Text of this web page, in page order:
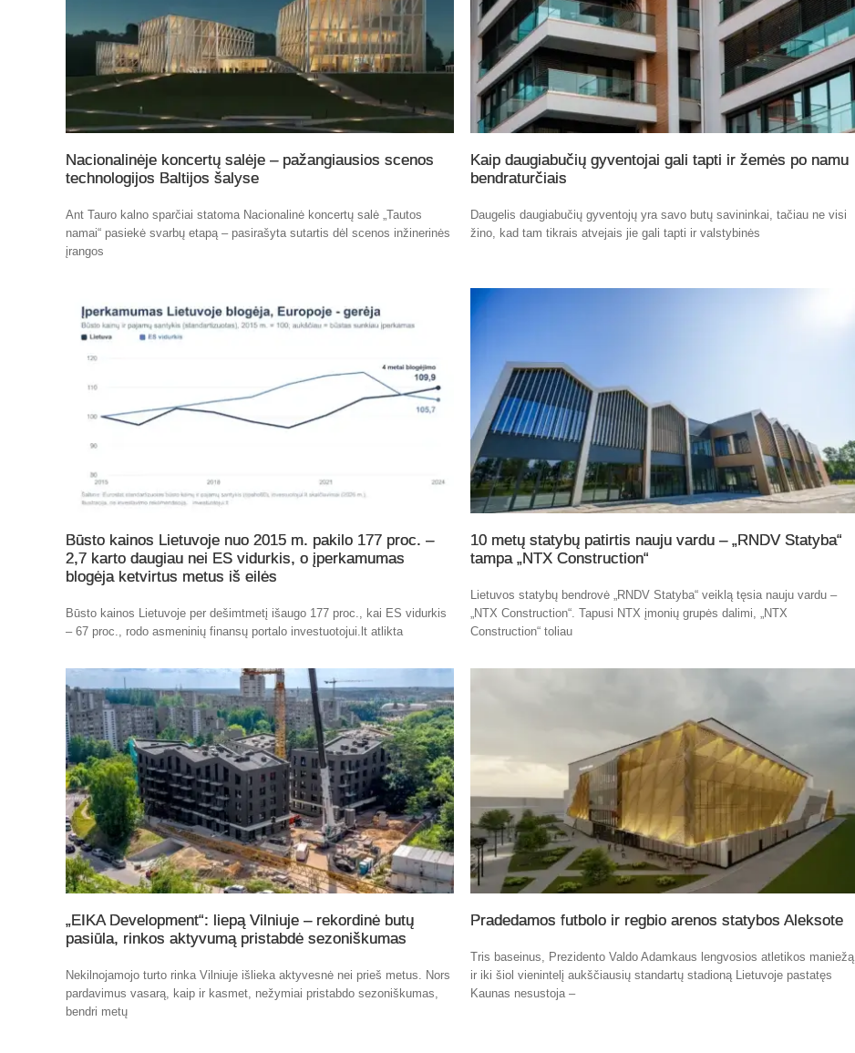
Nacionalinėje koncertų salėje – pažangiausios scenos
technologijos Baltijos šalyse
Ant Tauro kalno sparčiai statoma Nacionalinė koncertų salė „Tautos
namai“ pasiekė svarbų etapą – pasirašyta sutartis dėl scenos inžinerinės
įrangos
Kaip daugiabučių gyventojai gali tapti ir žemės po namu
bendraturčiais
Daugelis daugiabučių gyventojų yra savo butų savininkai, tačiau ne visi
žino, kad tam tikrais atvejais jie gali tapti ir valstybinės
Būsto kainos Lietuvoje nuo 2015 m. pakilo 177 proc. –
2,7 karto daugiau nei ES vidurkis, o įperkamumas
blogėja ketvirtus metus iš eilės
Būsto kainos Lietuvoje per dešimtmetį išaugo 177 proc., kai ES vidurkis
– 67 proc., rodo asmeninių finansų portalo investuotojui.lt atlikta
10 metų statybų patirtis nauju vardu – „RNDV Statyba“
tampa „NTX Construction“
Lietuvos statybų bendrovė „RNDV Statyba“ veiklą tęsia nauju vardu –
„NTX Construction“. Tapusi NTX įmonių grupės dalimi, „NTX
Construction“ toliau
„EIKA Development“: liepą Vilniuje – rekordinė butų
pasiūla, rinkos aktyvumą pristabdė sezoniškumas
Nekilnojamojo turto rinka Vilniuje išlieka aktyvesnė nei prieš metus. Nors
pardavimus vasarą, kaip ir kasmet, nežymiai pristabdo sezoniškumas,
bendri metų
Pradedamos futbolo ir regbio arenos statybos Aleksote
Tris baseinus, Prezidento Valdo Adamkaus lengvosios atletikos maniežą
ir iki šiol vienintelį aukščiausių standartų stadioną Lietuvoje pastatęs
Kaunas nesustoja –